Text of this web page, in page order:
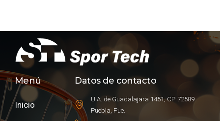
Menú
Inicio
Datos de contacto
U.A. de Guadalajara 1451, CP. 72589
Puebla, Pue.